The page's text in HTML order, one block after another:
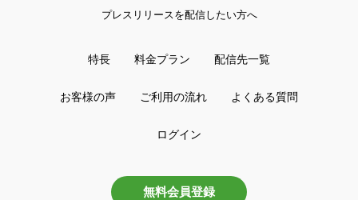
プレスリリースを配信したい方へ
特長 料金プラン 配信先一覧
お客様の声 ご利用の流れ よくある質問
ログイン
無料会員登録